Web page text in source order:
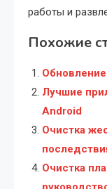
работы и
Похожие
Лучшие
Android
Очистка
Очистка